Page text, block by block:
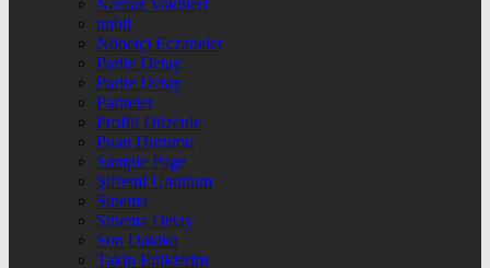
Namaz Vakitleri
nnbil
Nöbetçi Eczaneler
Parite Detay
Parite Detay
Pariteler
Profili Düzenle
Puan Durumu
Sample Page
Şifremi Unuttum
Sinema
Sinema Detay
Son Dakika
Takip Ettiklerim